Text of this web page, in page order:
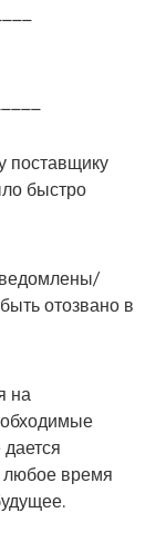
поставщику
быстро
отозвано в
на
любое время